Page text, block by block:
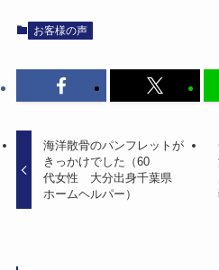
お客様の声
海洋散骨の​パンフレットが​
きっかけでした​（60​
代女性 大分出身千葉県
ホームヘルパー）